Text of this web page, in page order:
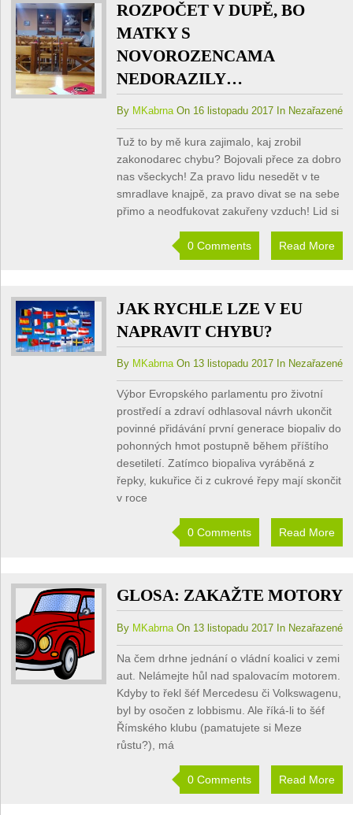
ROZPOČET V DUPĚ, BO
MATKY S
NOVOROZENCAMA
NEDORAZILY…
By MKabrnaOn 16 listopadu 2017 In Nezařazené
Tuž to by mě kura zajimalo, kaj zrobil
zakonodarec chybu? Bojovali přece za dobro
nas všeckych! Za pravo lidu nesedět v te
smradlave knajpě, za pravo divat se na sebe
přimo a neodfukovat zakuřeny vzduch! Lid si
0 Comments Read More
JAK RYCHLE LZE V EU
NAPRAVIT CHYBU?
By MKabrnaOn 13 listopadu 2017 In Nezařazené
Výbor Evropského parlamentu pro životní
prostředí a zdraví odhlasoval návrh ukončit
povinné přidávání první generace biopaliv do
pohonných hmot postupně během příštího
desetiletí. Zatímco biopaliva vyráběná z
řepky, kukuřice či z cukrové řepy mají skončit
v roce
0 Comments Read More
GLOSA: ZAKAŽTE MOTORY
By MKabrnaOn 13 listopadu 2017 In Nezařazené
Na čem drhne jednání o vládní koalici v zemi
aut. Nelámejte hůl nad spalovacím motorem.
Kdyby to řekl šéf Mercedesu či Volkswagenu,
byl by osočen z lobbismu. Ale říká-li to šéf
Římského klubu (pamatujete si Meze
růstu?), má
0 Comments Read More